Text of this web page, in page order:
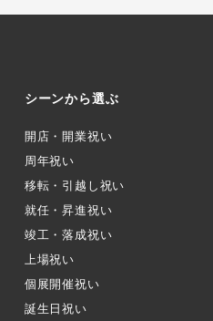
シーンから選ぶ
開店・開業祝い
周年祝い
移転・引越し祝い
就任・昇進祝い
竣工・落成祝い
上場祝い
個展開催祝い
誕生日祝い